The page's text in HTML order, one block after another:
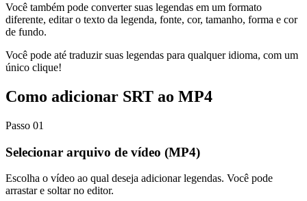
Você também pode converter suas legendas em um formato
diferente, editar o texto da legenda, fonte, cor, tamanho, forma e cor
de fundo.
Você pode até traduzir suas legendas para qualquer idioma, com um
único clique!
Como adicionar SRT ao MP4
Passo 01
Selecionar arquivo de vídeo (MP4)
Escolha o vídeo ao qual deseja adicionar legendas. Você pode
arrastar e soltar no editor.